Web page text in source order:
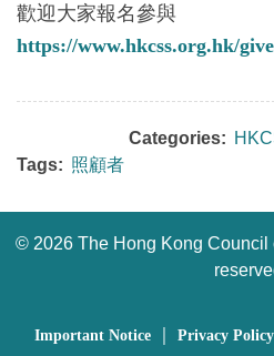
歡迎大家報名參與
https://www.hkcss.org.hk/
Categories:
Tags: 照顧者
© 2026 The Hong Kong
Important Notice Privacy Policy